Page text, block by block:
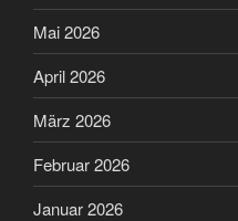
Mai 2026
April 2026
März 2026
Februar 2026
Januar 2026